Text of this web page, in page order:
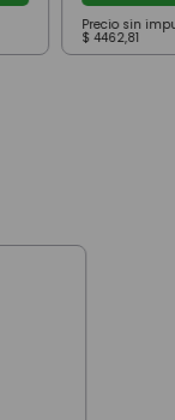
Precio sin
$ 4462,81